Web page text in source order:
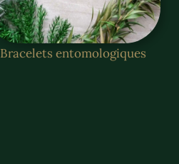
Bracelets entomologiques